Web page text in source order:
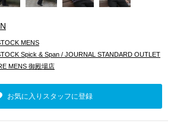
MENS
Spick & Span / JOURNAL STANDARD OUTLET
MENS 御殿場店
お気に入りスタッフに登録